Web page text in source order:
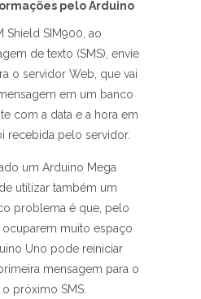
pelo Arduino
Shield SIM900, ao
de texto (SMS), envie
o servidor Web, que vai
em um banco
com a data e a hora em
recebida pelo servidor.
um Arduino Mega
utilizar também um
problema é que, pelo
muito espaço
Uno pode reiniciar
mensagem para o
próximo SMS.